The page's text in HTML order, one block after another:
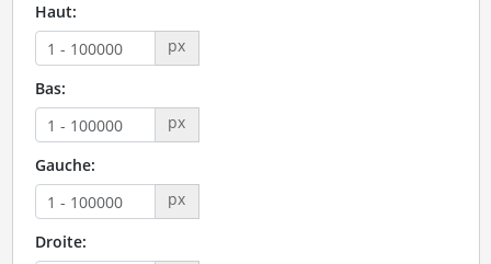
Haut:
px
Bas:
px
Gauche:
px
Droite: